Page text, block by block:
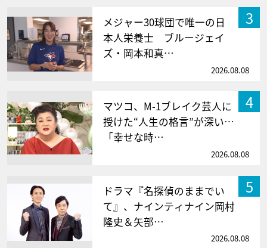
3
メジャー30球団で唯一の日
本人栄養士 ブルージェイ
ズ・岡本和真…
2026.08.08
4
マツコ、M-1ブレイク芸人に
授けた“人生の格言”が深い…
「幸せな時…
2026.08.08
5
ドラマ『名探偵のままでい
て』、ナインティナイン岡村
隆史＆矢部…
2026.08.08